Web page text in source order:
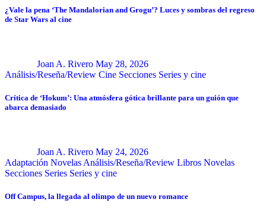
¿Vale la pena ‘The Mandalorian and Grogu’? Luces y sombras del regreso
de Star Wars al cine
Joan A. Rivero May 28, 2026
Análisis/Reseña/Review Cine Secciones Series y cine
Crítica de ‘Hokum’: Una atmósfera gótica brillante para un guión que
abarca demasiado
Joan A. Rivero May 24, 2026
Adaptación Novelas Análisis/Reseña/Review Libros Novelas
Secciones Series Series y cine
Off Campus, la llegada al olimpo de un nuevo romance